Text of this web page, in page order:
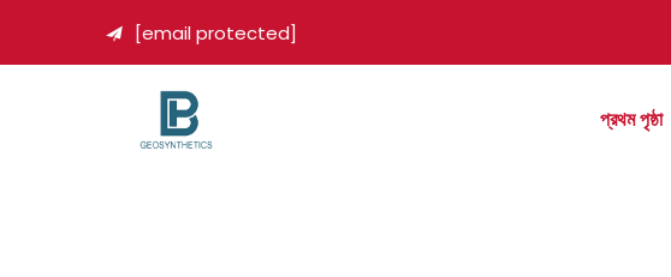
 [email protected]
প্রথম পৃষ্ঠা